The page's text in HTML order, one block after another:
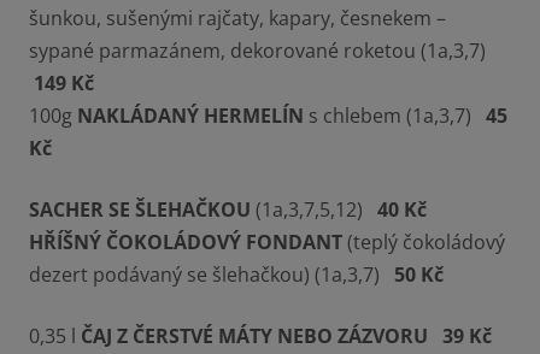
šunkou, sušenými rajčaty, kapary, česnekem –
sypané parmazánem, dekorované roketou (1a,3,7)
149 Kč
100g NAKLÁDANÝ HERMELÍN s chlebem (1a,3,7) 45
Kč
SACHER SE ŠLEHAČKOU (1a,3,7,5,12) 40 Kč
HŘÍŠNÝ ČOKOLÁDOVÝ FONDANT(teplý čokoládový
dezert podávaný se šlehačkou) (1a,3,7) 50 Kč
0,35 l ČAJ Z ČERSTVÉ MÁTY NEBO ZÁZVORU 39 Kč